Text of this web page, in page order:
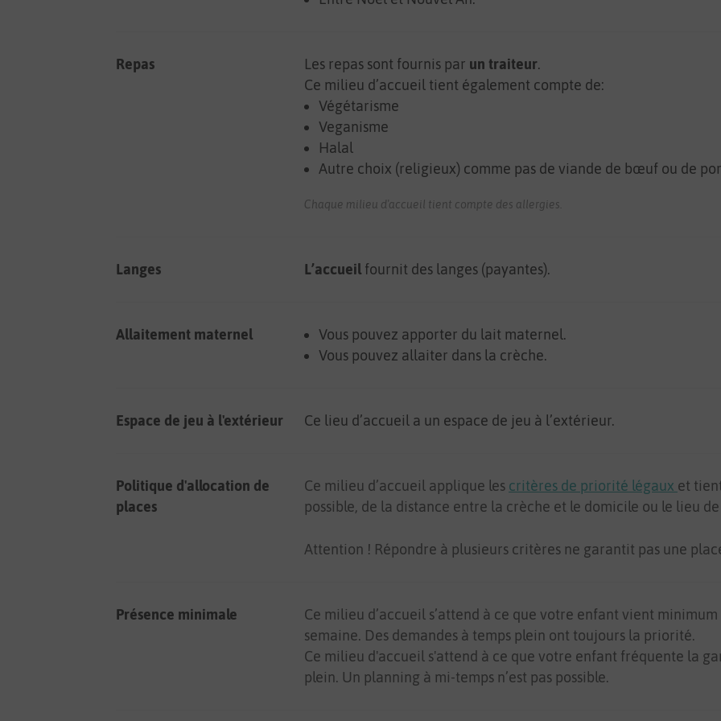
Repas Les repas sont fournis par un traiteur.
Ce milieu d’accueil tient également compte de:
Végétarisme
Veganisme
Halal
Autre choix (religieux) comme pas de viande de bœuf ou de
Chaque milieu d'accueil tient compte des allergies.
Langes L’accueil fournit des langes (payantes).
Allaitement maternel
Vous pouvez apporter du lait maternel.
Vous pouvez allaiter dans la crèche.
Espace de jeu à l'extérieur Ce lieu d’accueil a un espace de jeu à l’extérieur.
Politique d'allocation de
places
Ce milieu d’accueil applique les critères de priorité légaux et
possible, de la distance entre la crèche et le domicile ou le lieu
Attention ! Répondre à plusieurs critères ne garantit pas une
Présence minimale
Ce milieu d’accueil s’attend à ce que votre enfant vient
semaine. Des demandes à temps plein ont toujours la priorité.
Ce milieu d'accueil s'attend à ce que votre enfant fréquente la
plein. Un planning à mi-temps n’est pas possible.